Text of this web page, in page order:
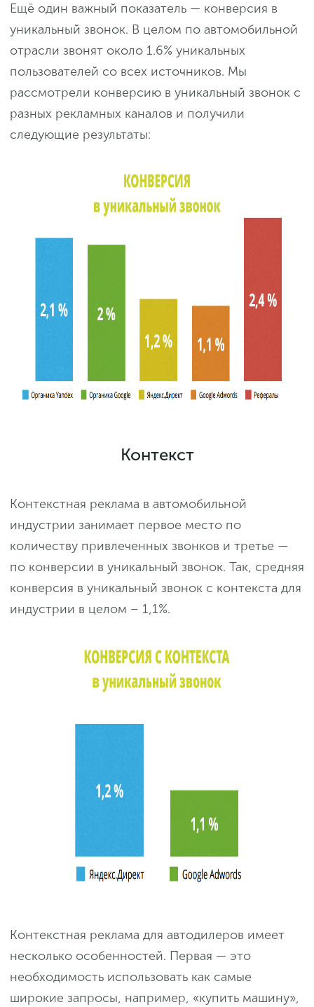
Ещё один важный показатель — конверсия в
уникальный звонок. В целом по автомобильной
отрасли звонят около 1.6% уникальных
пользователей со всех источников. Мы
рассмотрели конверсию в уникальный звонок с
разных рекламных каналов и получили
следующие результаты:
Контекст
Контекстная реклама в автомобильной
индустрии занимает первое место по
количеству привлеченных звонков и третье —
по конверсии в уникальный звонок. Так, средняя
конверсия в уникальный звонок с контекста для
индустрии в целом – 1,1%.
Контекстная реклама для автодилеров имеет
несколько особенностей. Первая — это
необходимость использовать как самые
широкие запросы, например, «купить машину»,